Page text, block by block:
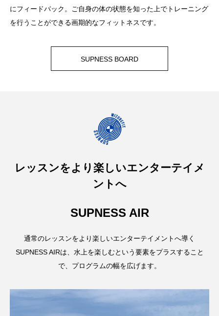
にフィードバック。ご自身の体の状態を知った上でトレーニング
を行うことができる画期的なフィットネスです。
SUPNESS BOARD
レッスンをより楽しいエンターテイメ
ントへ
SUPNESS AIR
通常のレッスンをより楽しいエンターテイメントへ導く
SUPNESS AIRは、水上を楽しむという要素をプラスすること
で、プログラムの幅を広げます。